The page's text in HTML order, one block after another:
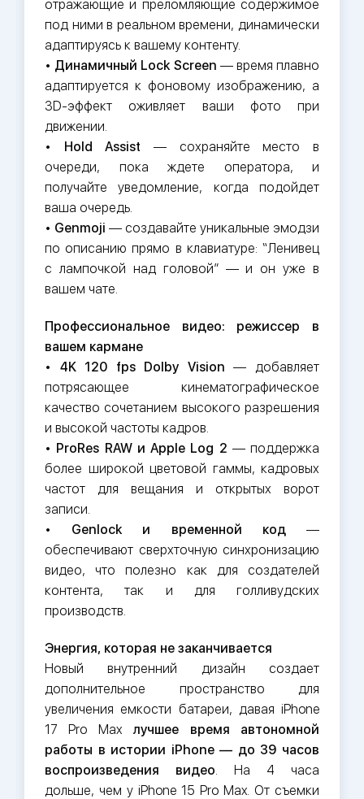
отражающие и преломляющие содержимое
под ними в реальном времени, динамически
адаптируясь к вашему контенту.
• Динамичный Lock Screen — время плавно
адаптируется к фоновому изображению, а
3D-эффект оживляет ваши фото при
движении.
•
Hold Assist — сохраняйте место в
очереди, пока ждете оператора, и
получайте уведомление, когда подойдет
ваша очередь.
• Genmoji — создавайте уникальные эмодзи
по описанию прямо в клавиатуре: “Ленивец
с лампочкой над головой” — и он уже в
вашем чате.
Профессиональное видео: режиссер в
вашем кармане
• 4K 120 fps Dolby Vision — добавляет
потрясающее кинематографическое
качество сочетанием высокого разрешения
и высокой частоты кадров.
• ProRes RAW и Apple Log 2 — поддержка
более широкой цветовой гаммы, кадровых
частот для вещания и открытых ворот
записи.
• Genlock и временной код—
обеспечивают сверхточную синхронизацию
видео, что полезно как для создателей
контента, так и для голливудских
производств.
Энергия, которая не заканчивается
Новый внутренний дизайн создает
дополнительное пространство для
увеличения емкости батареи, давая iPhone
17 Pro Max лучшее время автономной
работы в истории iPhone — до 39 часов
воспроизведения видео. На 4 часа
дольше, чем у iPhone 15 Pro Max. От съемки